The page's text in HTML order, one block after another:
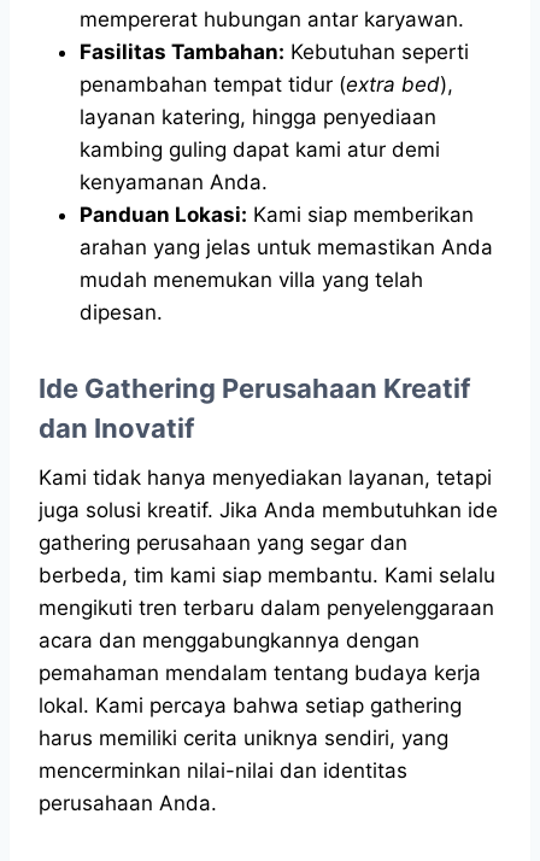
mempererat hubungan antar karyawan.
Fasilitas Tambahan: Kebutuhan seperti
penambahan tempat tidur (extra bed),
layanan katering, hingga penyediaan
kambing guling dapat kami atur demi
kenyamanan Anda.
Panduan Lokasi: Kami siap memberikan
arahan yang jelas untuk memastikan Anda
mudah menemukan villa yang telah
dipesan.
Ide Gathering Perusahaan Kreatif
dan Inovatif
Kami tidak hanya menyediakan layanan, tetapi
juga solusi kreatif. Jika Anda membutuhkan ide
gathering perusahaan yang segar dan
berbeda, tim kami siap membantu. Kami selalu
mengikuti tren terbaru dalam penyelenggaraan
acara dan menggabungkannya dengan
pemahaman mendalam tentang budaya kerja
lokal. Kami percaya bahwa setiap gathering
harus memiliki cerita uniknya sendiri, yang
mencerminkan nilai-nilai dan identitas
perusahaan Anda.